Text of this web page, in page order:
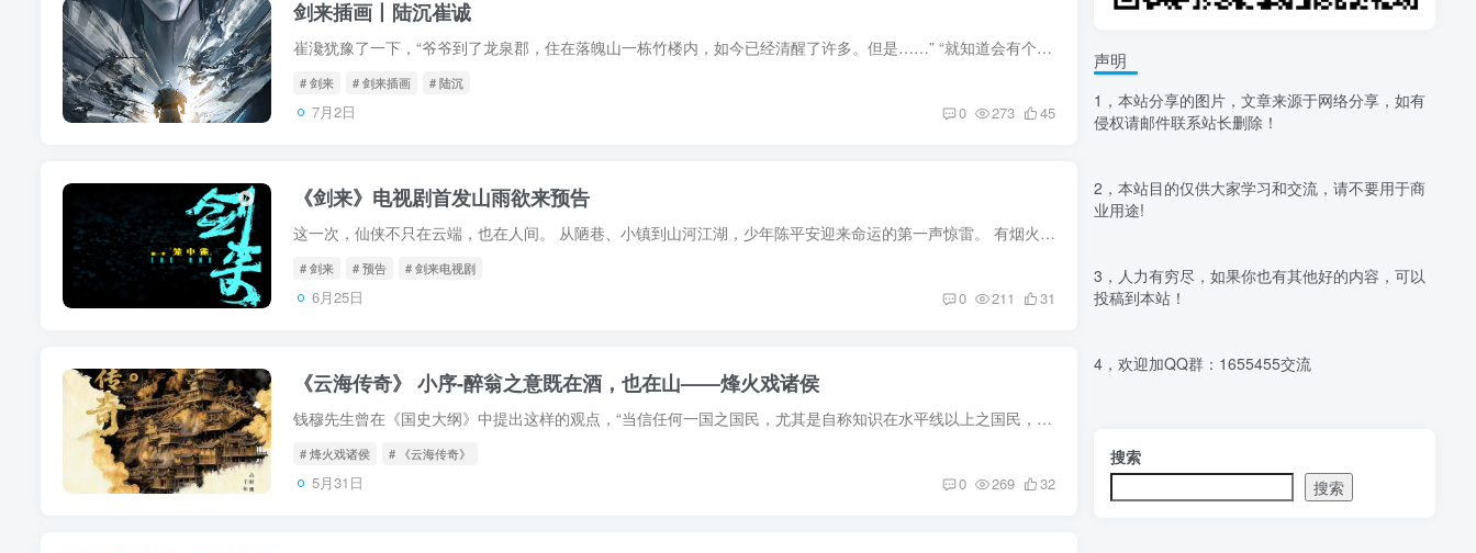
剑来插画丨陆沉崔诚
崔瀺犹豫了一下，“爷爷到了龙泉郡，住在落魄山一栋竹楼内，如今已经清醒了许多。但是……” “就知道会有个挨千刀的‘但是’！” 崔东山双手捂住耳朵，在竹席上满地打滚，学那李槐哀嚎道：“不...
# 剑来 # 剑来插画 # 陆沉
7月2日 0 273 45
《剑来》电视剧首发山雨欲来预告
这一次，仙侠不只在云端，也在人间。 从陋巷、小镇到山河江湖，少年陈平安迎来命运的第一声惊雷。 有烟火气，有侠气，也有一口不认命的气。 监制、总导演：@张吃鱼 领衔主演：吴磊@吴磊LEO 出品...
# 剑来 # 预告 # 剑来电视剧
6月25日 0 211 31
《云海传奇》 小序-醉翁之意既在酒，也在山——烽火戏诸侯
钱穆先生曾在《国史大纲》中提出这样的观点，“当信任何一国之国民，尤其是自称知识在水平线以上之国民，对其本国已往历史，应该略有所知。所谓对其本国已往历史略有所知者，尤必附随一种对其本...
# 烽火戏诸侯 # 《云海传奇》
5月31日 0 269 32
声明
1，本站分享的图片，文章来源于网络分享，如有
侵权请邮件联系站长删除！
2，本站目的仅供大家学习和交流，请不要用于商
业用途!
3，人力有穷尽，如果你也有其他好的内容，可以
投稿到本站！
4，欢迎加QQ群：1655455交流
搜索
搜索